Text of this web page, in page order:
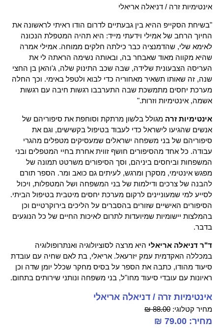
אינטימיות זרה / דניאלה אריאלי
"בשיחת הסקייפ ההיא בין גבעתיים לדרום הודו ראיתי לראשונה את
החיוך הרחב של אמילי וידעתי מייד: היא תהיה המטפלת הנכונה
לאימא שלי, שהדמנציה כבר כילתה חלקים ממוחה. אמילי אמרה
שהיא מקווה מאוד שאבחר בה, ובאותה נשימה הראתה לי את
העריסה הצבעונית שלידה, שבה שכב התינוק שלה, ג'והאן בן החצי
שנה, זה שאותו תשאיר מאחוריה כדי לבוא ולטפל באימי. וכך החלה
מערכת יחסים מתמשכת שבה התערבבו רגשות חיבה עם רגשות
אשמה, אינטימיות וזרות."
אינטימיות זרה מגולל בלשון מרתקת וסוחפת את סיפוריהם של
אנשים שהגיעו לישראל כדי לעבוד בטיפול בקשישים, וגם את
סיפוריהם של בני משפחה ישראלים שמעסיקים מטפלים מהגרי
עבודה. כל אחד מהסיפורים חושף זווית אחרת בחיי המטפלים ובני
המשפחות וביחסים ביניהם, וסך הסיפורים משרטט תמונה של
מפגש אינטימי, מסקרן ומרגש, לעיתים גם כואב ומר. הספר תורם
להבנה של צרכים ודילמות של בני המשפחה ושל המטפלות, ויכול
לסייע למי שמעוניינים לרקום מערכת יחסים מיטבית בטיפול הביתי.
הסיפורים האישיים שזורים בהסברים על הליכים בירוקרטיים וכן
בהמלצות יישומיות שמיועדות לתרום לאיכות החיים של כל הנוגעים
בדבר.
ד"ר דניאלה אריאלי היא מרצה לסוציולוגיה ואנתרופולוגיה
במכללה האקדמית עמק יזרעאל. אריאלי, בת לאם שחיה עם עובדת
סיעוד מהודו, כתבה את הספר על בסיס מחקר שכלל יומן שדה וכן
ראיונות עם עובדי סיעוד מחו"ל, בני משפחה ונותני שירותים בתחום.
אינטימיות זרה / דניאלה אריאלי
מחיר קטלוגי: 88.00 ₪
מחיר: 79.00 ₪